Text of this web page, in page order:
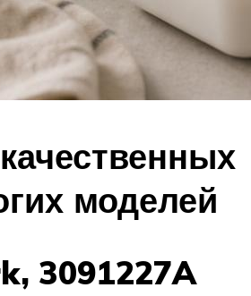
моделей
3091227A